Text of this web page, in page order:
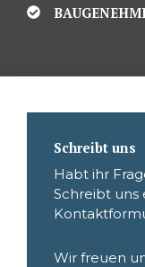
Schreibt uns
Habt ihr
Schreibt uns
Wir freuen